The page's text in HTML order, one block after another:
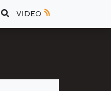
VIDEO